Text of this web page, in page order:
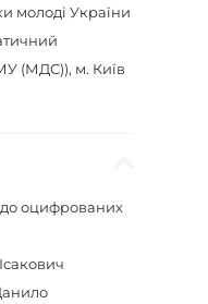
молоді України
(МДС)), м. Київ
оцифрованих